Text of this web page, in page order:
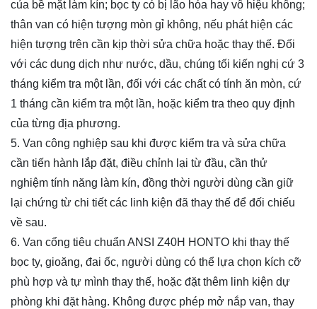
của bề mặt làm kín; bọc ty có bị lão hóa hay vô hiệu không;
thân van có hiện tượng mòn gỉ không, nếu phát hiện các
hiện tượng trên cần kịp thời sửa chữa hoặc thay thế. Đối
với các dung dịch như nước, dầu, chúng tối kiến nghị cứ 3
tháng kiểm tra một lần, đối với các chất có tính ăn mòn, cứ
1 tháng cần kiểm tra một lần, hoặc kiểm tra theo quy định
của từng địa phương.
5. Van công nghiệp sau khi được kiểm tra và sửa chữa
cần tiến hành lắp đặt, điều chỉnh lại từ đầu, cần thử
nghiệm tính năng làm kín, đồng thời người dùng cần giữ
lại chứng từ chi tiết các linh kiện đã thay thế để đối chiếu
về sau.
6. Van cổng tiêu chuẩn ANSI Z40H HONTO khi thay thế
bọc ty, gioăng, đai ốc, người dùng có thể lựa chọn kích cỡ
phù hợp và tự mình thay thế, hoặc đặt thêm linh kiện dự
phòng khi đặt hàng. Không được phép mở nắp van, thay